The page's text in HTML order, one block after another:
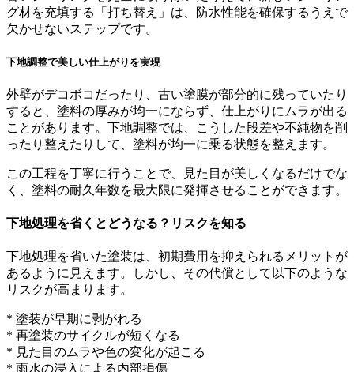
グ材を充填する「打ち替え」は、防水性能を確保するうえで
欠かせないステップです。
下地調整で美しい仕上がりを実現
外壁がデコボコだったり、古い塗膜が部分的に残っていたり
すると、塗料の厚みが均一にならず、仕上がりにムラが出る
ことがあります。下地調整では、こうした段差や不純物を削
ったり整えたりして、塗料が均一に乗る状態を整えます。
この工程を丁寧に行うことで、見た目が美しくなるだけでな
く、塗料の耐久年数を最大限に発揮させることができます。
下地処理を省くとどうなる？リスクを知る
下地処理を省いた塗装は、初期費用を抑えられるメリットが
あるように見えます。しかし、その代償として以下のような
リスクが高まります。
* 塗装が早期に剥がれる
* 再塗装のサイクルが短くなる
* 見た目のムラや色の変化が起こる
* 雨水の浸入による内部損傷